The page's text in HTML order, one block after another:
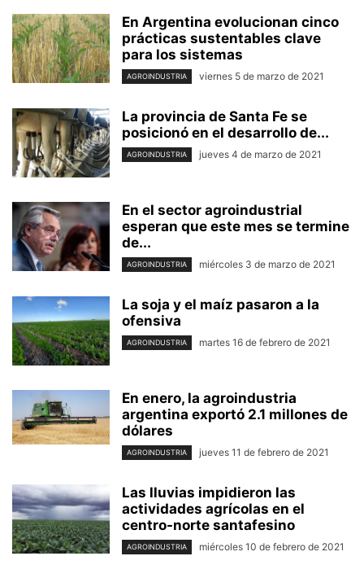
En Argentina evolucionan cinco
prácticas sustentables clave
para los sistemas
AGROINDUSTRIA viernes 5 de marzo de 2021
La provincia de Santa Fe se
posicionó en el desarrollo de...
AGROINDUSTRIA jueves 4 de marzo de 2021
En el sector agroindustrial
esperan que este mes se termine
de...
AGROINDUSTRIA miércoles 3 de marzo de 2021
La soja y el maíz pasaron a la
ofensiva
AGROINDUSTRIA martes 16 de febrero de 2021
En enero, la agroindustria
argentina exportó 2.1 millones de
dólares
AGROINDUSTRIA jueves 11 de febrero de 2021
Las lluvias impidieron las
actividades agrícolas en el
centro-norte santafesino
AGROINDUSTRIA miércoles 10 de febrero de 2021